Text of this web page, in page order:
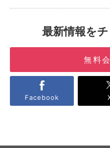
最新情報を
無料
Facebook